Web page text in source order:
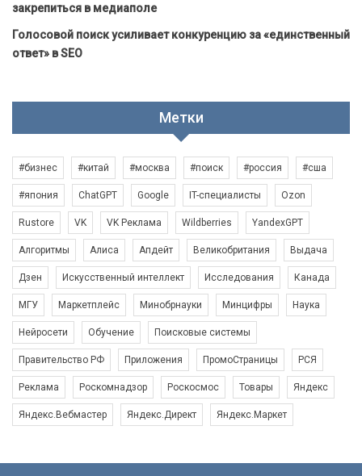
закрепиться в медиаполе
Голосовой поиск усиливает конкуренцию за «единственный
ответ» в SEO
Метки
#бизнес #китай #москва #поиск #россия #сша
#япония ChatGPT Google IT-специалисты Ozon
Rustore VK VK Реклама Wildberries YandexGPT
Алгоритмы Алиса Апдейт Великобритания Выдача
Дзен Искусственный интеллект Исследования Канада
МГУ Маркетплейс Минобрнауки Минцифры Наука
Нейросети Обучение Поисковые системы
Правительство РФ Приложения ПромоСтраницы РСЯ
Реклама Роскомнадзор Роскосмос Товары Яндекс
Яндекс.Вебмастер Яндекс.Директ Яндекс.Маркет